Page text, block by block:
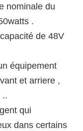
nominale du
.
de 48V
équipement
et arriere ,
..
qui
dans certains